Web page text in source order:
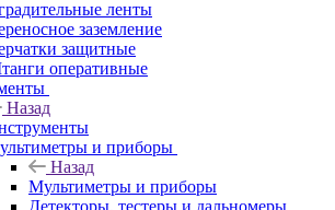
ленты
заземление
защитные
оперативные
Назад
и приборы
Назад
Мультиметры и приборы
Детекторы, тестеры и дальномеры